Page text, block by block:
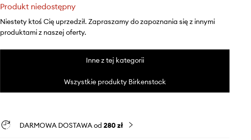
Produkt niedostępny
Niestety ktoś Cię uprzedził. Zapraszamy do zapoznania się z innymi
produktami z naszej oferty.
Inne z tej kategorii
Wszystkie produkty Birkenstock
DARMOWA DOSTAWA od 280 zł